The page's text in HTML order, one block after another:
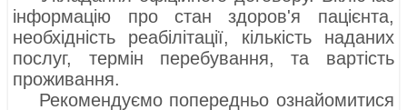
інформацію про стан здоров'я пацієнта,
необхідність реабілітації, кількість наданих
послуг, термін перебування, та вартість
проживання.
Рекомендуємо попередньо ознайомитися